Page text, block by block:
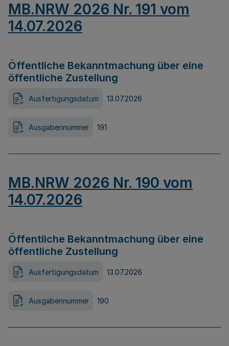
MB.NRW 2026 Nr. 191 vom
14.07.2026
Öffentliche Bekanntmachung über eine
öffentliche Zustellung
Ausfertigungsdatum 13.07.2026
Ausgabennummer 191
MB.NRW 2026 Nr. 190 vom
14.07.2026
Öffentliche Bekanntmachung über eine
öffentliche Zustellung
Ausfertigungsdatum 13.07.2026
Ausgabennummer 190